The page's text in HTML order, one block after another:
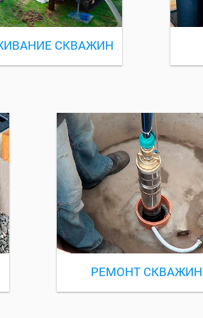
СКВАЖИН
РЕМОНТ СКВАЖИН